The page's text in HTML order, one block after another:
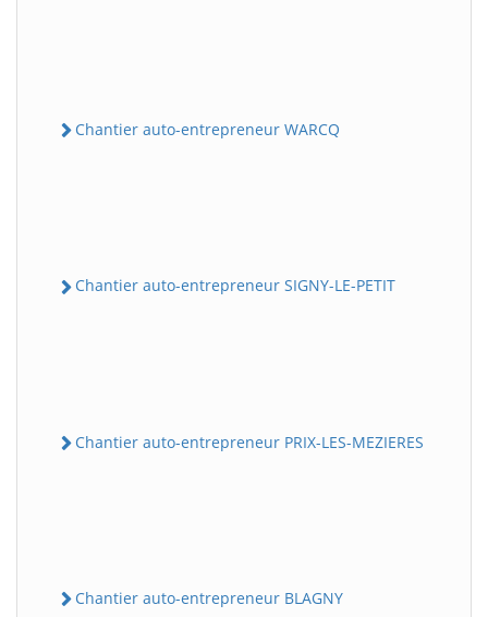
Chantier auto-entrepreneur WARCQ
Chantier auto-entrepreneur SIGNY-LE-PETIT
Chantier auto-entrepreneur PRIX-LES-MEZIERES
Chantier auto-entrepreneur BLAGNY